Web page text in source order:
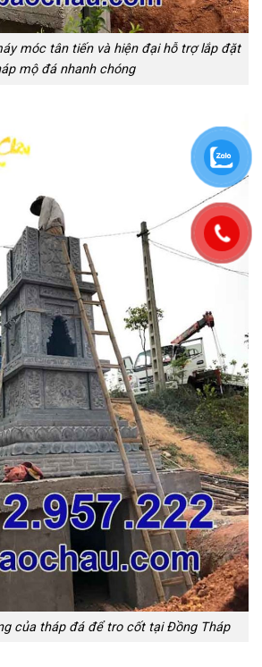
móc tân tiến và hiện đại hỗ trợ lắp đặt
mộ đá nhanh chóng
của tháp đá để tro cốt tại Đồng Tháp